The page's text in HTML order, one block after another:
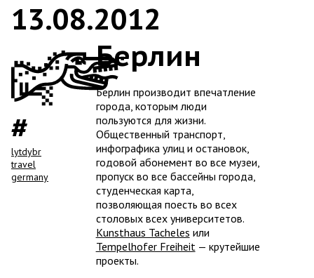
lytdybr
travel
germany
13.08.2012
Берлин
Берлин производит впечатление
города, которым люди
пользуются для жизни.
Общественный транспорт,
инфографика улиц и остановок,
годовой абонемент во все музеи,
пропуск во все бассейны города,
студенческая карта,
позволяющая поесть во всех
столовых всех университетов.
Kunsthaus Tacheles или
Tempelhofer Freiheit— крутейшие
проекты.